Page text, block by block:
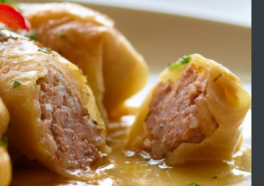
ХАСКОВО
Давам гараж под наем
преди 4 дни